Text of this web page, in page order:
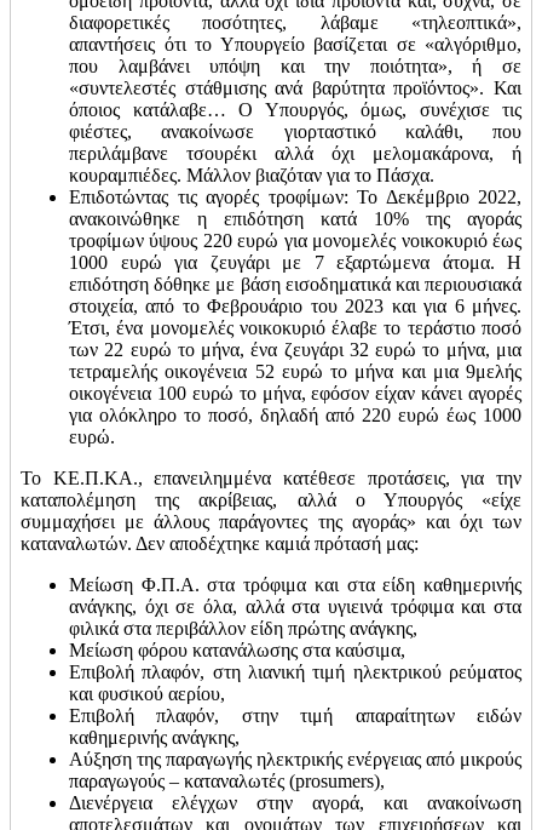
διαφορετικές ποσότητες, λάβαμε «τηλεοπτικά»,
απαντήσεις ότι το Υπουργείο βασίζεται σε «αλγόριθμο,
που λαμβάνει υπόψη και την ποιότητα», ή σε
«συντελεστές στάθμισης ανά βαρύτητα προϊόντος». Και
όποιος κατάλαβε… Ο Υπουργός, όμως, συνέχισε τις
φιέστες, ανακοίνωσε γιορταστικό καλάθι, που
περιλάμβανε τσουρέκι αλλά όχι μελομακάρονα, ή
κουραμπιέδες. Μάλλον βιαζόταν για το Πάσχα.
Επιδοτώντας τις αγορές τροφίμων: Το Δεκέμβριο 2022,
ανακοινώθηκε η επιδότηση κατά 10% της αγοράς
τροφίμων ύψους 220 ευρώ για μονομελές νοικοκυριό έως
1000 ευρώ για ζευγάρι με 7 εξαρτώμενα άτομα. Η
επιδότηση δόθηκε με βάση εισοδηματικά και περιουσιακά
στοιχεία, από το Φεβρουάριο του 2023 και για 6 μήνες.
Έτσι, ένα μονομελές νοικοκυριό έλαβε το τεράστιο ποσό
των 22 ευρώ το μήνα, ένα ζευγάρι 32 ευρώ το μήνα, μια
τετραμελής οικογένεια 52 ευρώ το μήνα και μια 9μελής
οικογένεια 100 ευρώ το μήνα, εφόσον είχαν κάνει αγορές
για ολόκληρο το ποσό, δηλαδή από 220 ευρώ έως 1000
ευρώ.
Το ΚΕ.Π.ΚΑ., επανειλημμένα κατέθεσε προτάσεις, για την
καταπολέμηση της ακρίβειας, αλλά ο Υπουργός «είχε
συμμαχήσει με άλλους παράγοντες της αγοράς» και όχι των
καταναλωτών. Δεν αποδέχτηκε καμιά πρότασή μας:
Μείωση Φ.Π.Α. στα τρόφιμα και στα είδη καθημερινής
ανάγκης, όχι σε όλα, αλλά στα υγιεινά τρόφιμα και στα
φιλικά στα περιβάλλον είδη πρώτης ανάγκης,
Μείωση φόρου κατανάλωσης στα καύσιμα,
Επιβολή πλαφόν, στη λιανική τιμή ηλεκτρικού ρεύματος
και φυσικού αερίου,
Επιβολή πλαφόν, στην τιμή απαραίτητων ειδών
καθημερινής ανάγκης,
Αύξηση της παραγωγής ηλεκτρικής ενέργειας από μικρούς
παραγωγούς – καταναλωτές (prosumers),
Διενέργεια ελέγχων στην αγορά, και ανακοίνωση
αποτελεσμάτων και ονομάτων των επιχειρήσεων και